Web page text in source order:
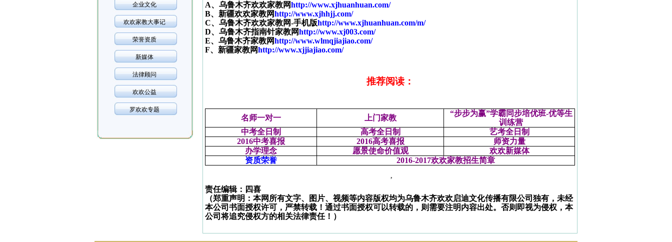
企业文化
欢欢家教大事记
荣誉资质
新媒体
法律顾问
欢欢公益
罗欢欢专题
A、乌鲁木齐欢欢家教网http://www.xjhuanhuan.com/
B、新疆欢欢家教网http://www.xjhhjj.com/
C、乌鲁木齐欢欢家教网-手机版http://www.xjhuanhuan.com/m/
D、乌鲁木齐指南针家教网http://www.xj003.com/
E、乌鲁木齐家教网http://www.wlmqjiajiao.com/
F、新疆家教网http://www.xjjiajiao.com/
推荐阅读：
名师一对一 上门家教
“步步为赢”学霸同步培优班-优等生
训练营
中考全日制
高考全日制
艺考全日制
2016中考喜报 2016高考喜报
师资力量
办学理念
愿景使命价值观
欢欢新媒体
资质荣誉
2016-2017欢欢家教招生简章
,
责任编辑：四喜
（郑重声明：本网所有文字、图片、视频等内容版权均为乌鲁木齐欢欢启迪文化传播有限公司独有，未经
本公司书面授权许可，严禁转载！通过书面授权可以转载的，则需要注明内容出处。否则即视为侵权，本
公司将追究侵权方的相关法律责任！）